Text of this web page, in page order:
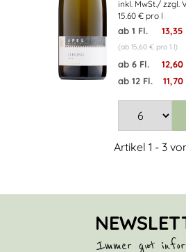
15.60 € pro l
ab 1 Fl. 13,35
(ab 15,60 € pro 1 l)
ab 6 Fl. 12,60
ab 12 Fl.
Artikel 1 - 3
Immer gut